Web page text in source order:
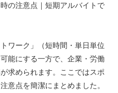
の注意点｜短期アルバイトで
ワーク」（短時間・単日単位
能にする一方で、企業・労働
求められます。ここではスポ
意点を簡潔にまとめました。